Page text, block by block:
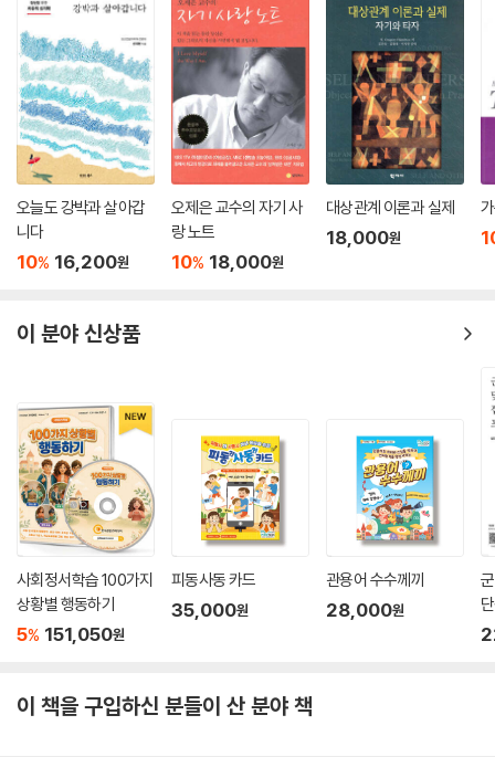
오늘도 강박과 살아갑
니다
10% 16,200원
오제은 교수의 자기 사
랑 노트
10% 18,000원
대상관계 이론과 실제
18,000원
이 분야 신상품
사회정서학습 100가지
상황별 행동하기
5% 151,050원
피동사동 카드
35,000원
관용어 수수께끼
28,000원
이 책을 구입하신 분들이 산 분야 책